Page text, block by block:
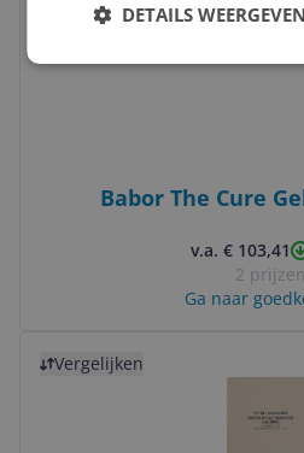
Babor The Cure
v.a. € 103,41
2 prijzen
Ga naar
Vergelijken
DETAILS WEERGEVEN